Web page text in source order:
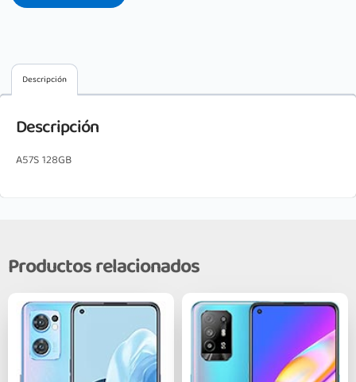
Descripción
Descripción
A57S 128GB
Productos relacionados